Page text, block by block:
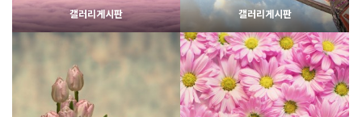
1849
갤러리게시판
2157
02-06
갤러리게시판